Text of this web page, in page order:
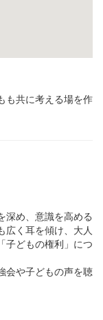
も共に考える場を作
深め、意識を高める
広く耳を傾け、大人
子どもの権利」につ
会や子どもの声を聴